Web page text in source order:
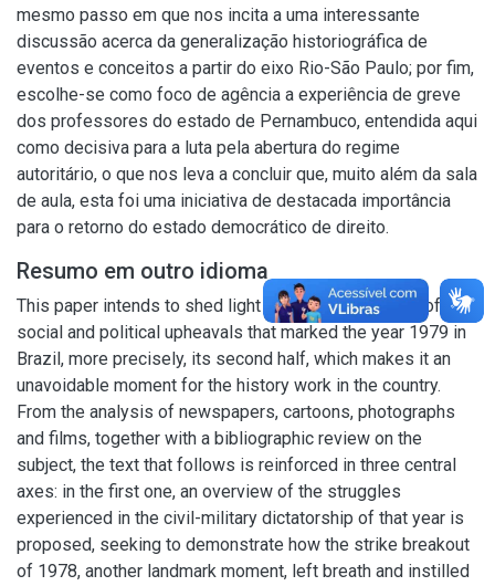
mesmo passo em que nos incita a uma interessante
discussão acerca da generalização historiográfica de
eventos e conceitos a partir do eixo Rio-São Paulo; por fim,
escolhe-se como foco de agência a experiência de greve
dos professores do estado de Pernambuco, entendida aqui
como decisiva para a luta pela abertura do regime
autoritário, o que nos leva a concluir que, muito além da sala
de aula, esta foi uma iniciativa de destacada importância
para o retorno do estado democrático de direito.
Resumo em outro idioma
This paper intends to shed light on the intense wave of
social and political upheavals that marked the year 1979 in
Brazil, more precisely, its second half, which makes it an
unavoidable moment for the history work in the country.
From the analysis of newspapers, cartoons, photographs
and films, together with a bibliographic review on the
subject, the text that follows is reinforced in three central
axes: in the first one, an overview of the struggles
experienced in the civil-military dictatorship of that year is
proposed, seeking to demonstrate how the strike breakout
of 1978, another landmark moment, left breath and instilled